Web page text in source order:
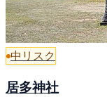
中リスク
居多神社